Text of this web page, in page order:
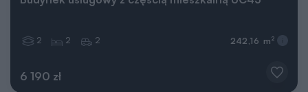
6 190 zł
2 2 2 242,16 m 2